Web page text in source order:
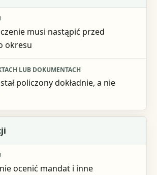
musi nastąpić przed
okresu
policzony dokładnie, a nie
ocenić mandat i inne